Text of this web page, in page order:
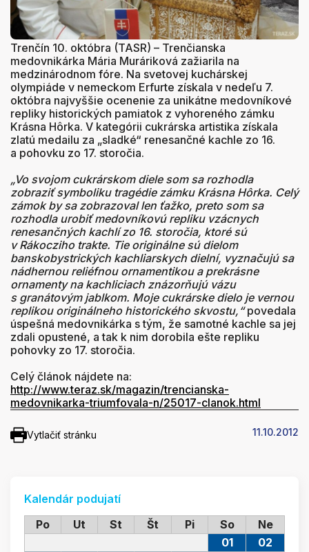
Trenčín 10. októbra (TASR) – Trenčianska
medovnikárka Mária Muráriková zažiarila na
medzinárodnom fóre. Na svetovej kuchárskej
olympiáde v nemeckom Erfurte získala v nedeľu 7.
októbra najvyššie ocenenie za unikátne medovníkové
repliky historických pamiatok z vyhoreného zámku
Krásna Hôrka. V kategórii cukrárska artistika získala
zlatú medailu za „sladké“ renesančné kachle zo 16.
a pohovku zo 17. storočia.
„Vo svojom cukrárskom diele som sa rozhodla
zobraziť symboliku tragédie zámku Krásna Hôrka. Celý
zámok by sa zobrazoval len ťažko, preto som sa
rozhodla urobiť medovníkovú repliku vzácnych
renesančných kachlí zo 16. storočia, ktoré sú
v Rákocziho trakte. Tie originálne sú dielom
banskobystrických kachliarskych dielní, vyznačujú sa
nádhernou reliéfnou ornamentikou a prekrásne
ornamenty na kachliciach znázorňujú vázu
s granátovým jablkom. Moje cukrárske dielo je vernou
replikou originálneho historického skvostu,“povedala
úspešná medovnikárka s tým, že samotné kachle sa jej
zdali opustené, a tak k nim dorobila ešte repliku
pohovky zo 17. storočia.
Celý článok nájdete na:
http://www.teraz.sk/magazin/trencianska-
medovnikarka-triumfovala-n/25017-clanok.html
Vytlačiť stránku 11.10.2012
Kalendár podujatí
Po
Ut St Št Pi So Ne
01
02